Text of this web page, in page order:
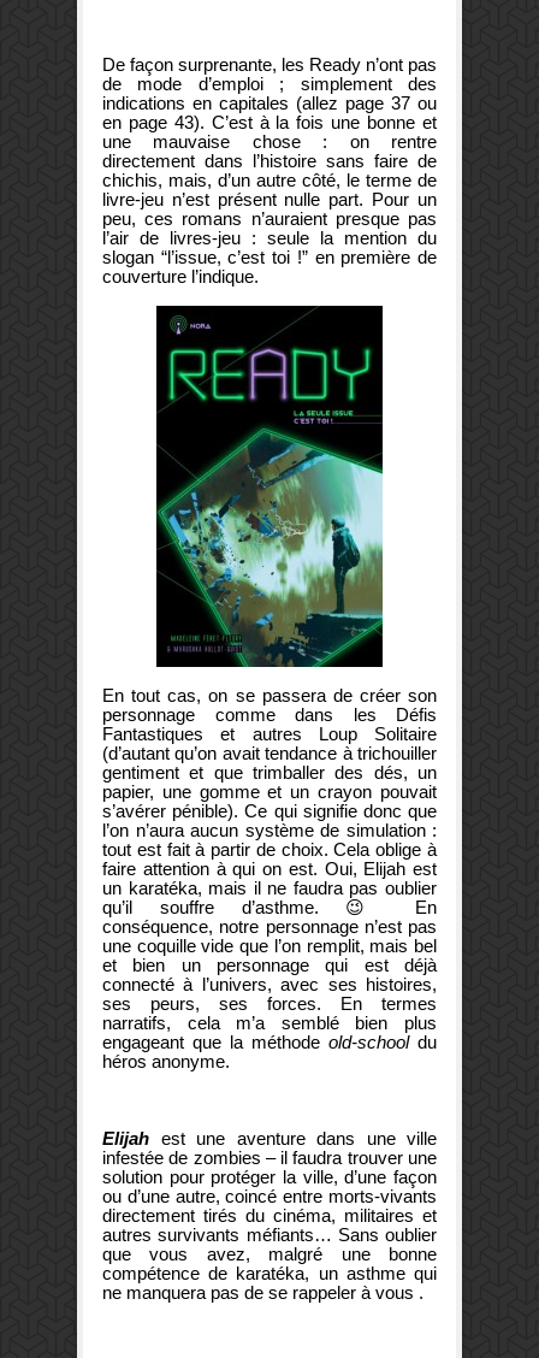
De façon surprenante, les Ready n’ont pas
de mode d’emploi ; simplement des
indications en capitales (allez page 37 ou
en page 43). C’est à la fois une bonne et
une mauvaise chose : on rentre
directement dans l’histoire sans faire de
chichis, mais, d’un autre côté, le terme de
livre-jeu n’est présent nulle part. Pour un
peu, ces romans n’auraient presque pas
l’air de livres-jeu : seule la mention du
slogan “l’issue, c’est toi !” en première de
couverture l’indique.
En tout cas, on se passera de créer son
personnage comme dans les Défis
Fantastiques et autres Loup Solitaire
(d’autant qu’on avait tendance à trichouiller
gentiment et que trimballer des dés, un
papier, une gomme et un crayon pouvait
s’avérer pénible). Ce qui signifie donc que
l’on n’aura aucun système de simulation :
tout est fait à partir de choix. Cela oblige à
faire attention à qui on est. Oui, Elijah est
un karatéka, mais il ne faudra pas oublier
qu’il souffre d’asthme. 😉 En
conséquence, notre personnage n’est pas
une coquille vide que l’on remplit, mais bel
et bien un personnage qui est déjà
connecté à l’univers, avec ses histoires,
ses peurs, ses forces. En termes
narratifs, cela m’a semblé bien plus
engageant que la méthode old-schooldu
héros anonyme.
Elijah est une aventure dans une ville
infestée de zombies – il faudra trouver une
solution pour protéger la ville, d’une façon
ou d’une autre, coincé entre morts-vivants
directement tirés du cinéma, militaires et
autres survivants méfiants… Sans oublier
que vous avez, malgré une bonne
compétence de karatéka, un asthme qui
ne manquera pas de se rappeler à vous .